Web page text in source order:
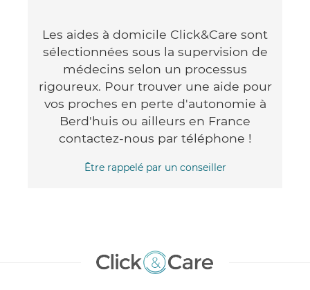
Les aides à domicile Click&Care sont
sélectionnées sous la supervision de
médecins selon un processus
rigoureux. Pour trouver une aide pour
vos proches en perte d'autonomie à
Berd'huis ou ailleurs en France
contactez-nous par téléphone !
Être rappelé par un conseiller